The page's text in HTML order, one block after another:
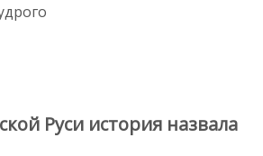
Руси история назвала